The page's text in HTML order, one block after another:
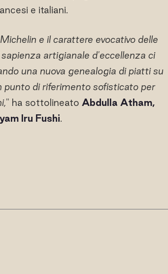
e italiani.
e il carattere evocativo delle
artigianale d'eccellenza ci
una nuova genealogia di piatti su
punto di riferimento sofisticato per
" ha sottolineato Abdulla Atham,
Iru Fushi.